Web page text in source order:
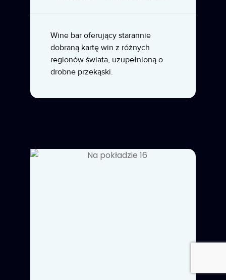
Wine bar oferujący starannie
dobraną kartę win z różnych
regionów świata, uzupełnioną o
drobne przekąski.